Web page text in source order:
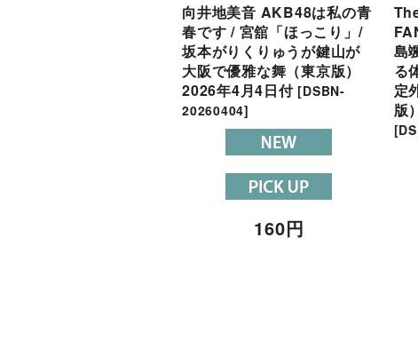
向井地美音 AKB48は私の青
春です / 宮舘「ほっこり」/
坂本がりくりゅうが鍵山が
大阪で優雅な舞（東京版）
2026年4月4日付 [DSBN-
20260404]
160円
島
る
定
版
[